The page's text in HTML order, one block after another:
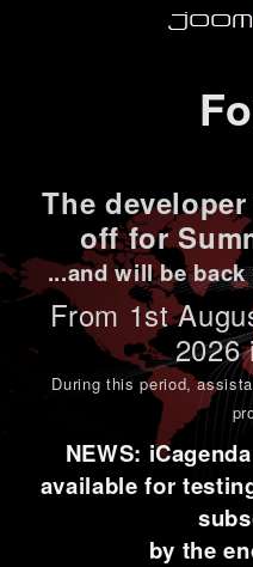
The
off for
...and will be
From 1st
2026
During this period,
NEWS:
available for
by the